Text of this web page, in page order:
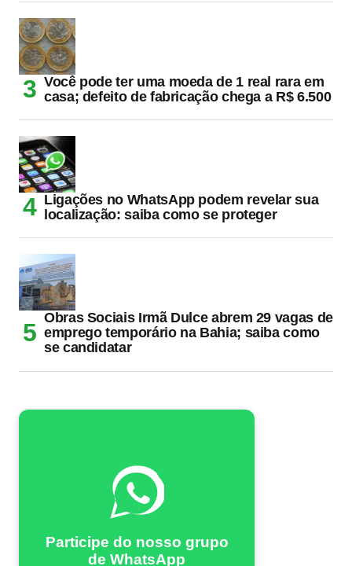
Você pode ter uma moeda de 1 real rara em
casa; defeito de fabricação chega a R$ 6.500
Ligações no WhatsApp podem revelar sua
localização: saiba como se proteger
Obras Sociais Irmã Dulce abrem 29 vagas de
emprego temporário na Bahia; saiba como
se candidatar
Participe do nosso grupo
de WhatsApp